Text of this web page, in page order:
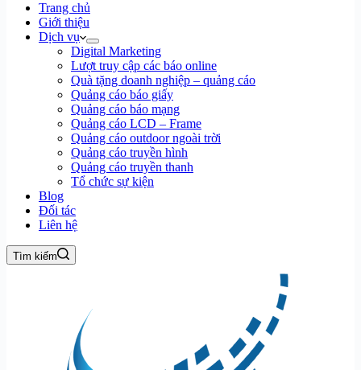
Trang chủ
Giới thiệu
Dịch vụ
Digital Marketing
Lượt truy cập các báo online
Quà tặng doanh nghiệp – quảng cáo
Quảng cáo báo giấy
Quảng cáo báo mạng
Quảng cáo LCD – Frame
Quảng cáo outdoor ngoài trời
Quảng cáo truyền hình
Quảng cáo truyền thanh
Tổ chức sự kiện
Blog
Đối tác
Liên hệ
Tìm kiếm